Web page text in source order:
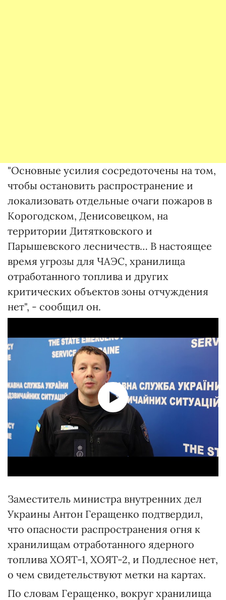
"Основные усилия сосредоточены на том,
чтобы остановить распространение и
локализовать отдельные очаги пожаров в
Корогодском, Денисовецком, на
территории Дитятковского и
Парышевского лесничеств… В настоящее
время угрозы для ЧАЭС, хранилища
отработанного топлива и других
критических объектов зоны отчуждения
нет", - сообщил он.
Заместитель министра внутренних дел
Украины Антон Геращенко подтвердил,
что опасности распространения огня к
хранилищам отработанного ядерного
топлива ХОЯТ-1, ХОЯТ-2, и Подлесное нет,
о чем свидетельствуют метки на картах.
По словам Геращенко, вокруг хранилища